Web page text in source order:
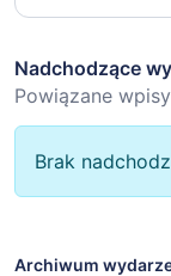
Nadchodzące
Powiązane
Brak
Archiwum